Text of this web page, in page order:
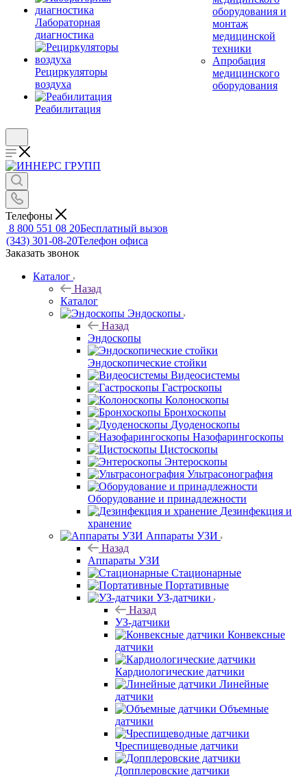
Лабораторная
диагностика
Рециркуляторы
воздуха
Реабилитация
оборудования и
монтаж
медицинской
техники
Апробация
медицинского
оборудования
Телефоны
8 800 551 08 20Бесплатный вызов
(343) 301-08-20Телефон офиса
Заказать звонок
Каталог
Назад
Каталог
Эндоскопы
Назад
Эндоскопы
Эндоскопические стойки
Видеосистемы
Гастроскопы
Колоноскопы
Бронхоскопы
Дуоденоскопы
Назофарингоскопы
Цистоскопы
Энтероскопы
Ультрасонография
Оборудование и принадлежности
Дезинфекция и
хранение
Аппараты УЗИ
Назад
Аппараты УЗИ
Стационарные
Портативные
УЗ-датчики
Назад
УЗ-датчики
Конвексные
датчики
Кардиологические датчики
Линейные
датчики
Объемные
датчики
Чреспищеводные датчики
Допплеровские датчики